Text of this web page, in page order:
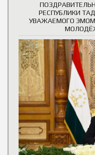
РЕСПУБЛИКИ
УВАЖАЕМОГО